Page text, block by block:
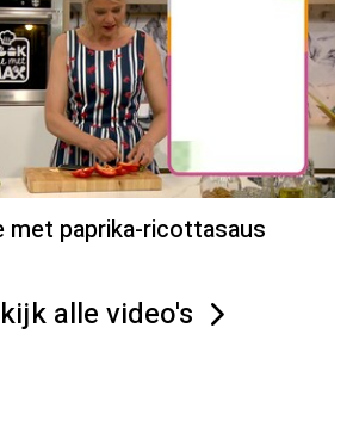
met paprika-ricottasaus
alle video's